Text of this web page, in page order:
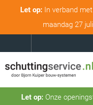
Let op:In verband met
maandag 27
Let op:Onze